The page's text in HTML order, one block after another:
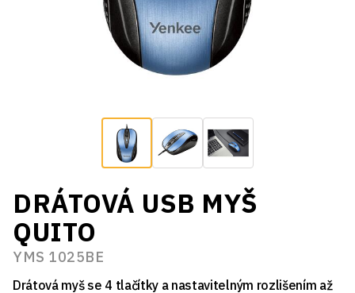
DRÁTOVÁ USB MYŠ
QUITO
YMS 1025BE
Drátová myš se 4 tlačítky a nastavitelným rozlišením až